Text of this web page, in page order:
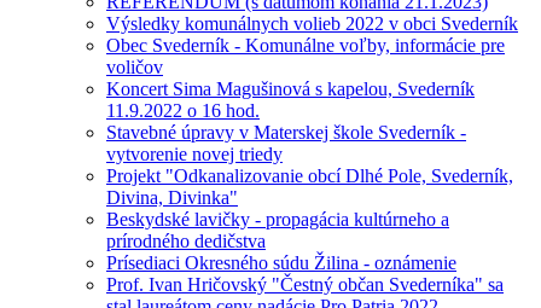
Výsledky komunálnych volieb 2022 v obci Svederník
Obec Svederník - Komunálne voľby, informácie pre
voličov
Koncert Sima Magušinová s kapelou, Svederník
11.9.2022 o 16 hod.
Stavebné úpravy v Materskej škole Svederník -
vytvorenie novej triedy
Projekt "Odkanalizovanie obcí Dlhé Pole, Svederník,
Divina, Divinka"
Beskydské lavičky - propagácia kultúrneho a
prírodného dedičstva
Prísediaci Okresného súdu Žilina - oznámenie
Prof. Ivan Hričovský "Čestný občan Svederníka" sa